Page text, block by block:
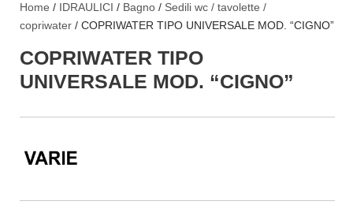
Home / IDRAULICI / Bagno / Sedili wc / tavolette /
copriwater / COPRIWATER TIPO UNIVERSALE MOD. “CIGNO”
COPRIWATER TIPO
UNIVERSALE MOD. “CIGNO”